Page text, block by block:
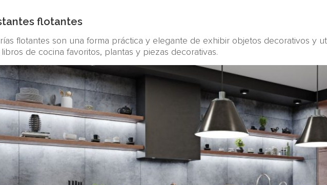
flotantes
flotantes son una forma práctica y elegante de exhibir objetos decorativos y
de cocina favoritos, plantas y piezas decorativas.